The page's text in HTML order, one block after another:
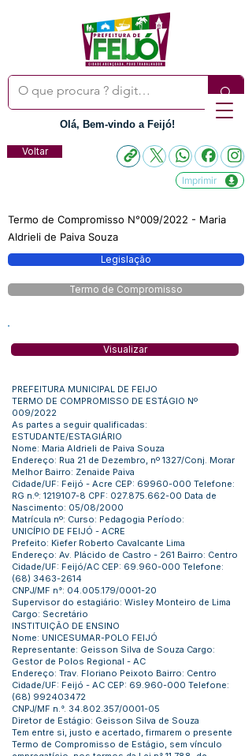
Olá, Bem-vindo a Feijó!
Voltar
Imprimir
Termo de Compromisso N°009/2022 - Maria
Aldrieli de Paiva Souza
Legislação
Termo de Compromisso
Visualizar
PREFEITURA MUNICIPAL DE FEIJO
TERMO DE COMPROMISSO DE ESTÁGIO Nº
009/2022
As partes a seguir qualificadas:
ESTUDANTE/ESTAGIÁRIO
Nome: Maria Aldrieli de Paiva Souza
Endereço: Rua 21 de Dezembro, nº 1327/Conj. Morar
Melhor Bairro: Zenaide Paiva
Cidade/UF: Feijó - Acre CEP: 69960-000 Telefone:
RG n.º: 1219107-8 CPF: 027.875.662-00 Data de
Nascimento: 05/08/2000
Matrícula nº: Curso: Pedagogia Período:
UNICÍPIO DE FEIJÓ - ACRE
Prefeito: Kiefer Roberto Cavalcante Lima
Endereço: Av. Plácido de Castro - 261 Bairro: Centro
Cidade/UF: Feijó/AC CEP: 69.960-000 Telefone:
(68) 3463-2614
CNPJ/MF n°: 04.005.179/0001-20
Supervisor do estagiário: Wisley Monteiro de Lima
Cargo: Secretário
INSTITUIÇÃO DE ENSINO
Nome: UNICESUMAR-POLO FEIJÓ
Representante: Geisson Silva de Souza Cargo:
Gestor de Polos Regional - AC
Endereço: Trav. Floriano Peixoto Bairro: Centro
Cidade/UF: Feijó - AC CEP: 69.960-000 Telefone:
(68) 992403472
CNPJ/MF n.°. 34.802.357/0001-05
Diretor de Estágio: Geisson Silva de Souza
Tem entre si, justo e acertado, firmarem o presente
Termo de Compromisso de Estágio, sem vínculo